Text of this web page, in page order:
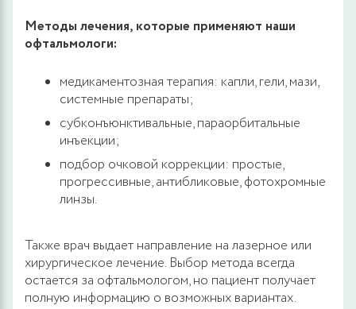
Методы лечения, которые применяют наши
офтальмологи:
медикаментозная терапия: капли, гели, мази,
системные препараты;
субконъюнктивальные, параорбитальные
инъекции;
подбор очковой коррекции: простые,
прогрессивные, антибликовые, фотохромные
линзы.
Также врач выдает направление на лазерное или
хирургическое лечение. Выбор метода всегда
остается за офтальмологом, но пациент получает
полную информацию о возможных вариантах.